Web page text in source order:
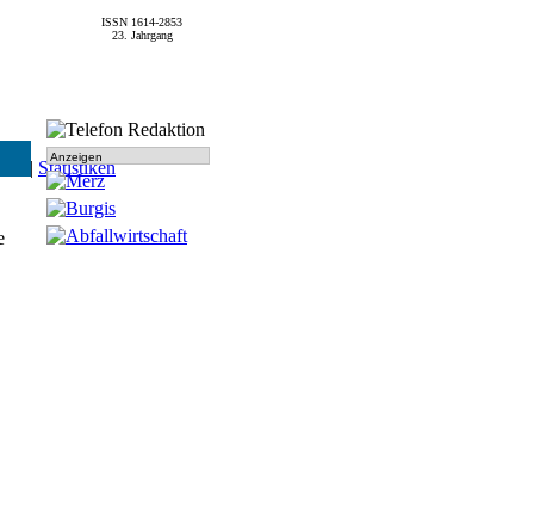
Anzeigen
ISSN 1614-2853
23. Jahrgang
| Statistiken